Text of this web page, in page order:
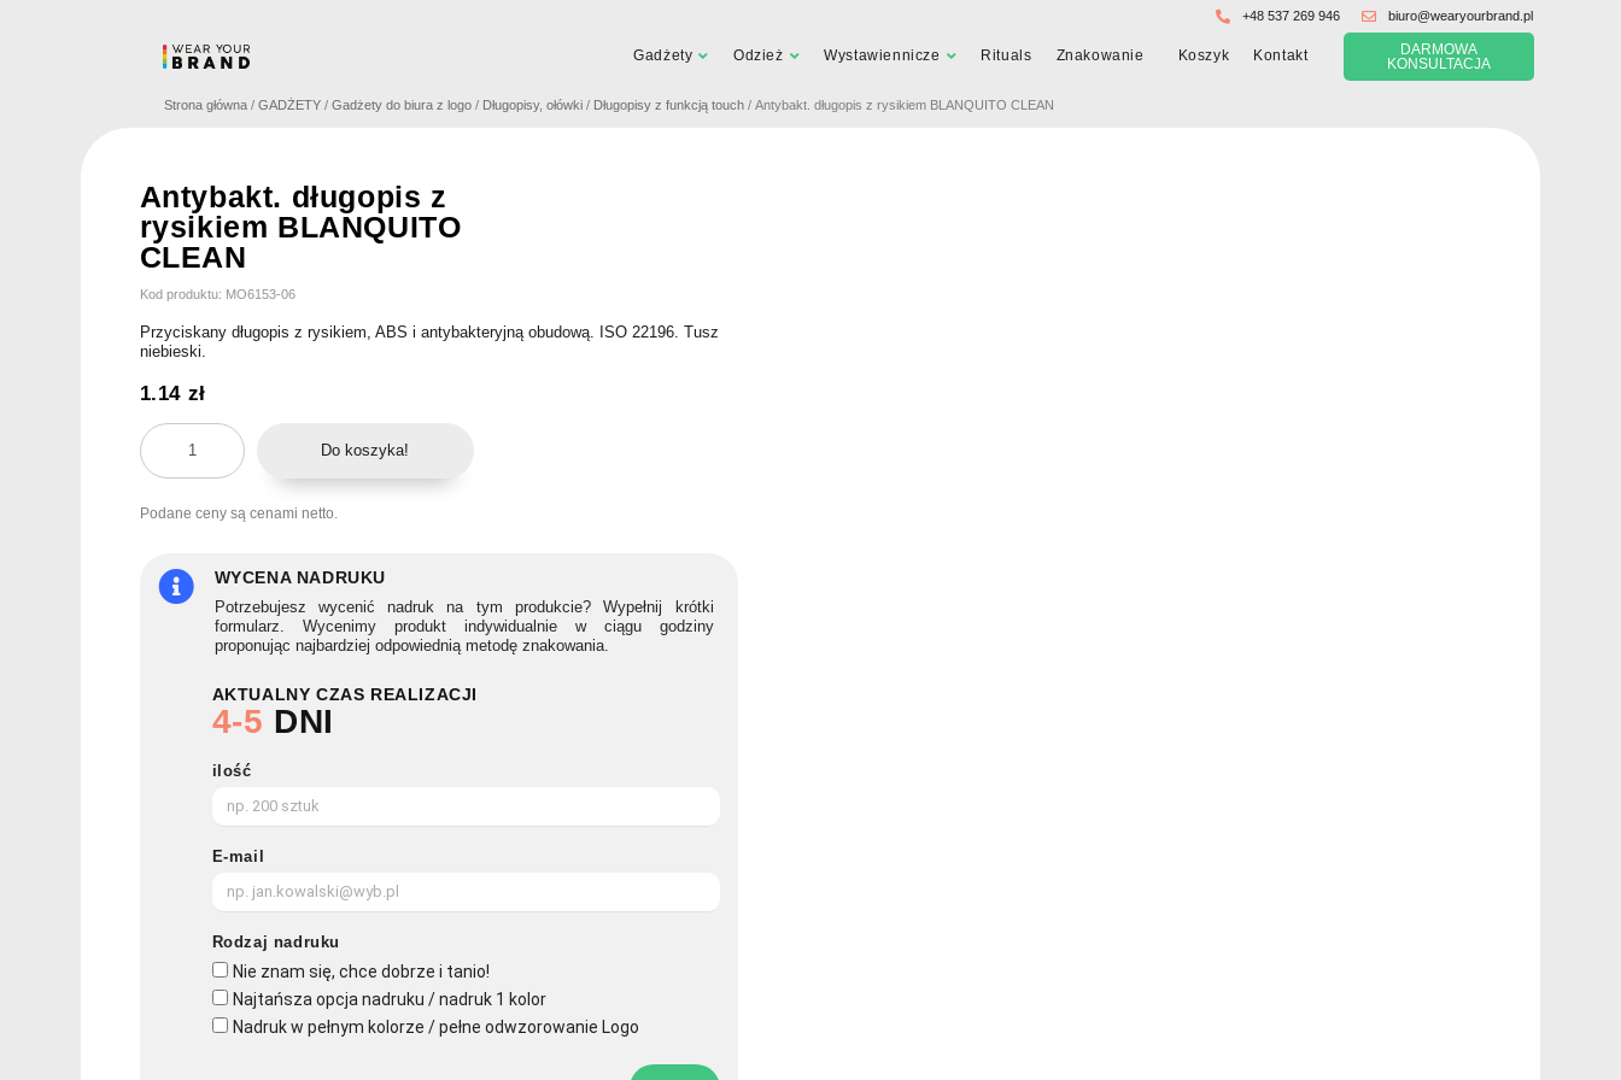
+48 537 269 946 biuro@wearyourbrand.pl
Gadżety Odzież Wystawiennicze Rituals Znakowanie Koszyk Kontakt
DARMOWA
KONSULTACJA
Strona główna /GADŻETY /Gadżety do biura z logo / Długopisy, ołówki / Długopisy z funkcją touch / Antybakt. długopis z rysikiem BLANQUITO CLEAN
Antybakt. długopis z
rysikiem BLANQUITO
CLEAN
Kod produktu: MO6153-06
Przyciskany długopis z rysikiem, ABS i antybakteryjną obudową. ISO 22196. Tusz
niebieski.
1.14 zł
ilość
Antybakt.
z
BLANQUITO
CLEAN
Do koszyka!
Podane ceny są cenami netto.
WYCENA NADRUKU
Potrzebujesz wycenić nadruk na tym produkcie? Wypełnij krótki
formularz. Wycenimy produkt indywidualnie w ciągu godziny
proponując najbardziej odpowiednią metodę znakowania.
AKTUALNY CZAS REALIZACJI
4-5 DNI
ilość
E-mail
Rodzaj nadruku
Nie znam się, chce dobrze i tanio!
Najtańsza opcja nadruku / nadruk 1 kolor
Nadruk w pełnym kolorze / pełne odwzorowanie Logo